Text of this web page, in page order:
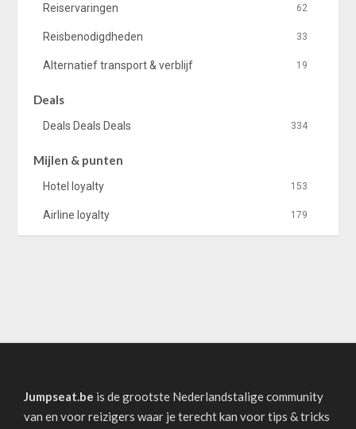
62
Reiservaringen
33
Reisbenodigdheden
19
Alternatief transport & verblijf
Deals
334
Deals Deals Deals
Mijlen & punten
153
Hotel loyalty
179
Airline loyalty
Jumpseat.be is de grootste Nederlandstalige community
van en voor reizigers waar je terecht kan voor tips & tricks